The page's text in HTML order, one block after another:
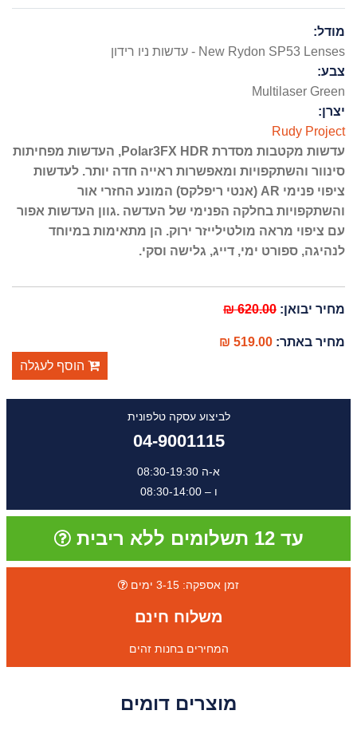
מודל:
New Rydon SP53 Lenses - עדשות ניו רידון
צבע:
Multilaser Green
יצרן:
Rudy Project
עדשות מקטבות מסדרת Polar3FX HDR, העדשות מפחיתות
סינוור והשתקפויות ומאפשרות ראייה חדה יותר. לעדשות
ציפוי פנימי AR (אנטי ריפלקס) המונע החזרי אור
והשתקפויות בחלקה הפנימי של העדשה .גוון העדשות אפור
עם ציפוי מראה מולטילייזר ירוק. הן מתאימות במיוחד
לנהיגה, ספורט ימי, דייג, גלישה וסקי.
מחיר יבואן:620.00 ₪
מחיר באתר:519.00 ₪
הוסף לעגלה
לביצוע עסקה טלפונית
04-9001115
א-ה 08:30-19:30
ו – 08:30-14:00
עד 12 תשלומים ללא ריבית
זמן אספקה: 3-15 ימים
משלוח חינם
המחירים בחנות זהים
מוצרים דומים